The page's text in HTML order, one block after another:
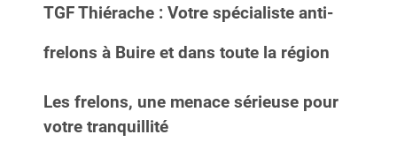
TGF Thiérache : Votre spécialiste anti-
frelons à Buire et dans toute la région
Les frelons, une menace sérieuse pour
votre tranquillité